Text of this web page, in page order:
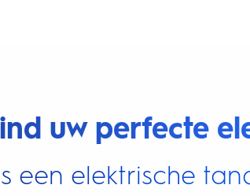
uw perfecte
een elektrische